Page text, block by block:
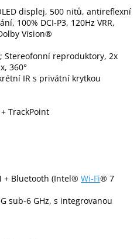
displej, 500 nitů, antireflexní
100% DCI-P3, 120Hz VRR,
Vision®
Stereofonní reproduktory, 2x
360°
IR s privátní krytkou
TrackPoint
+ Bluetooth (Intel® Wi-Fi® 7
sub-6 GHz, s integrovanou